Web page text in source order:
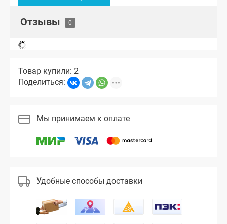
Отзывы
Товар купили: 2
Поделиться:
Мы принимаем к оплате
Удобные способы доставки